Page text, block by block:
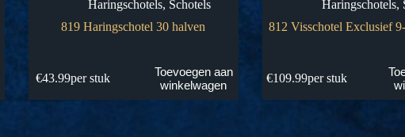
Haringschotels, Schotels
819 Haringschotel 30 halven
€43.99per stuk
Toevoegen aan
winkelwagen
Haringschotels,
812 Visschotel Exclusief
€109.99per stuk